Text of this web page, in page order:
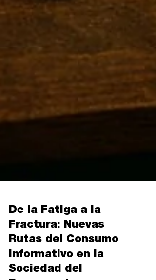
De la Fatiga a la
Fractura: Nuevas
Rutas del Consumo